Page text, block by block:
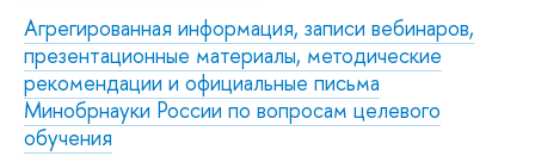
Агрегированная информация, записи вебинаров,
презентационные материалы, методические
рекомендации и официальные письма
Минобрнауки России по вопросам целевого
обучения